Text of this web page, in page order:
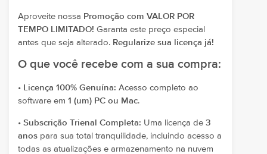
Aproveite nossa Promoção com VALOR POR
TEMPO LIMITADO! Garanta este preço especial
antes que seja alterado. Regularize sua licença já!
O que você recebe com a sua compra:
• Licença 100% Genuína: Acesso completo ao
software em 1 (um) PC ou Mac.
• Subscrição Trienal Completa: Uma licença de 3
anos para sua total tranquilidade, incluindo acesso a
todas as atualizações e armazenamento na nuvem